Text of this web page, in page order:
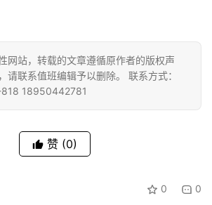
网站，转载的文章遵循原作者的版权声
请联系值班编辑予以删除。 联系方式：
18950442781
赞 (0)
0 0